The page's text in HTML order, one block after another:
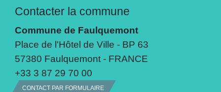
Contacter la commune
Commune de Faulquemont
Place de l'Hôtel de Ville - BP 63
57380 Faulquemont - FRANCE
+33 3 87 29 70 00
CONTACT PAR FORMULAIRE